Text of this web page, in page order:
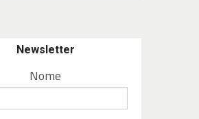
Newsletter
Nome